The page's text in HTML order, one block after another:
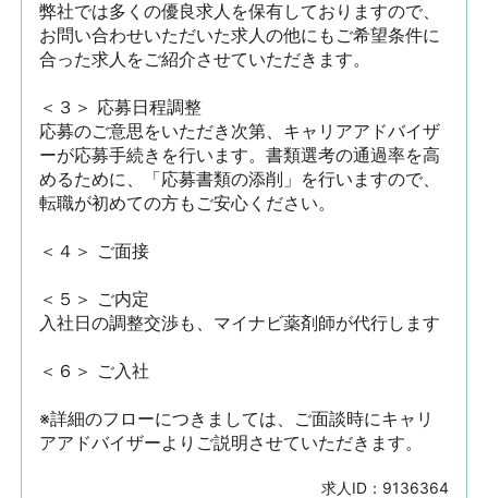
弊社では多くの優良求人を保有しておりますので、
お問い合わせいただいた求人の他にもご希望条件に
合った求人をご紹介させていただきます。
＜３＞ 応募日程調整
応募のご意思をいただき次第、キャリアアドバイザ
ーが応募手続きを行います。書類選考の通過率を高
めるために、「応募書類の添削」を行いますので、
転職が初めての方もご安心ください。
＜４＞ ご面接
＜５＞ ご内定
入社日の調整交渉も、マイナビ薬剤師が代行します
＜６＞ ご入社
※詳細のフローにつきましては、ご面談時にキャリ
アアドバイザーよりご説明させていただきます。
求人ID： 9136364